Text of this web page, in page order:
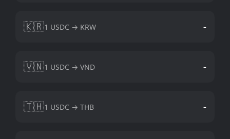
🇰🇷1 USDC → KRW -
🇻🇳1 USDC → VND -
🇹🇭1 USDC → THB -